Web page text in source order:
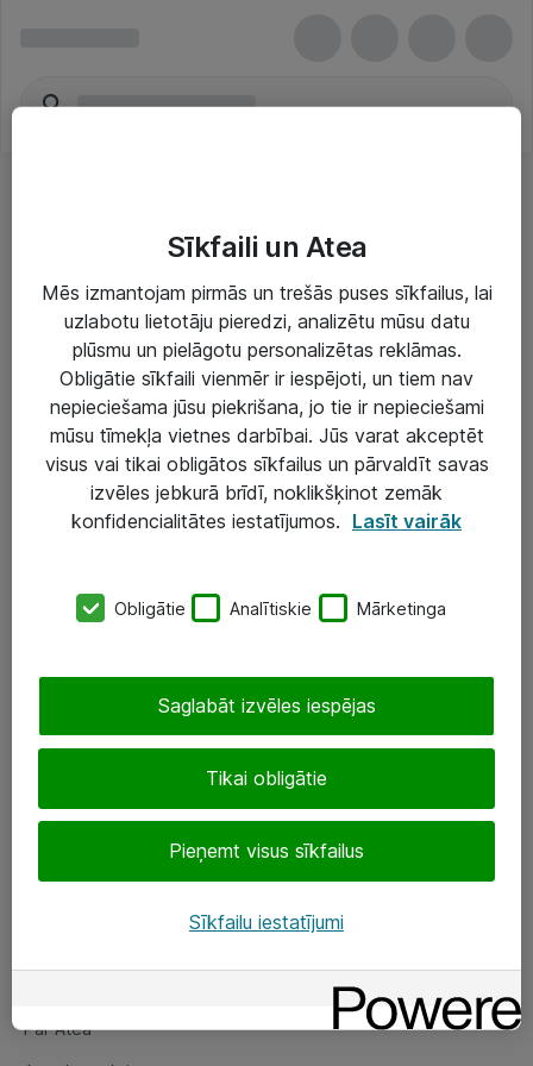
Risinājumi & Pakalpojumi
IT serviss un atbalsts
IT infrastruktūra
Darba vietu IT risinājumi
Serveri un datu centri
SIA „ATEA”
eShop@atea.lv
Sekojiet mums
Par Atea
Par Atea
Sīkfaili un Atea
Mēs izmantojam pirmās un trešās puses sīkfailus, lai
uzlabotu lietotāju pieredzi, analizētu mūsu datu
plūsmu un pielāgotu personalizētas reklāmas.
Obligātie sīkfaili vienmēr ir iespējoti, un tiem nav
nepieciešama jūsu piekrišana, jo tie ir nepieciešami
mūsu tīmekļa vietnes darbībai. Jūs varat akceptēt
visus vai tikai obligātos sīkfailus un pārvaldīt savas
izvēles jebkurā brīdī, noklikšķinot zemāk
konfidencialitātes iestatījumos. Lasīt vairāk
Obligātie Analītiskie Mārketinga
Tikai obligātie
Pieņemt visus sīkfailus
Saglabāt izvēles iespējas
Sīkfailu iestatījumi